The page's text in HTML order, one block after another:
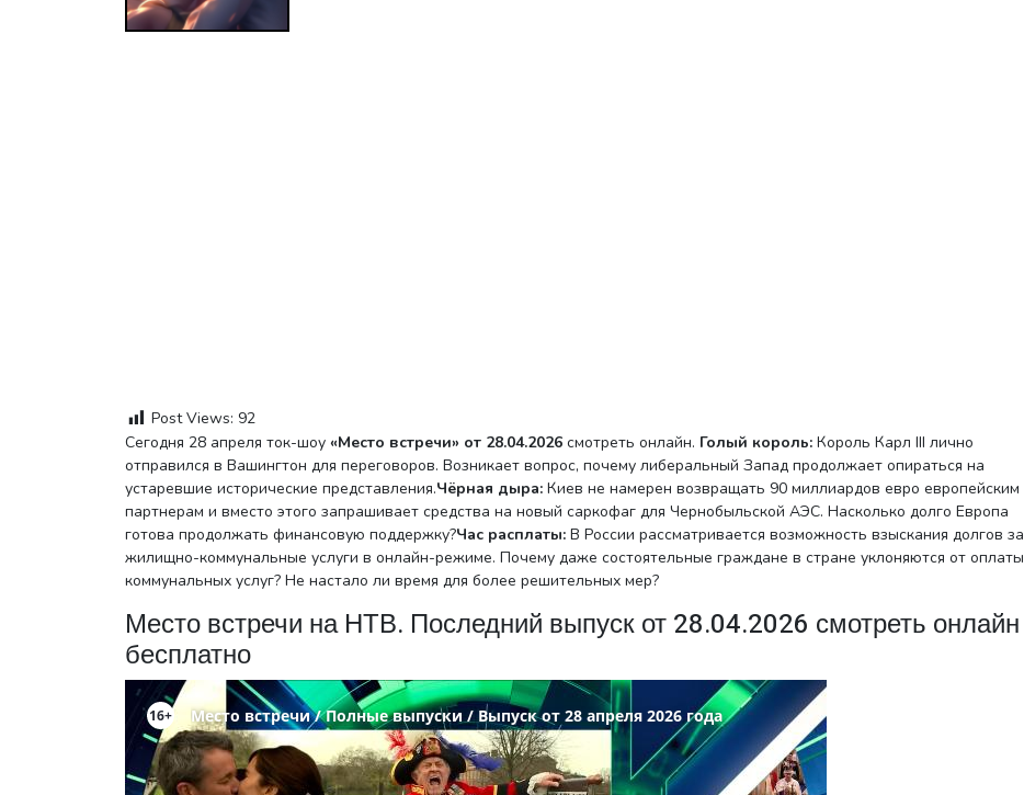
Post Views: 92
Сегодня 28 апреля ток-шоу «Место встречи» от 28.04.2026 смотреть онлайн. Голый король: Король Карл III лично
отправился в Вашингтон для переговоров. Возникает вопрос, почему либеральный Запад продолжает опираться на
устаревшие исторические представления.Чёрная дыра: Киев не намерен возвращать 90 миллиардов евро европейским
партнерам и вместо этого запрашивает средства на новый саркофаг для Чернобыльской АЭС. Насколько долго Европа
готова продолжать финансовую поддержку?Час расплаты: В России рассматривается возможность взыскания долгов за
жилищно-коммунальные услуги в онлайн-режиме. Почему даже состоятельные граждане в стране уклоняются от оплаты
коммунальных услуг? Не настало ли время для более решительных мер?
Место встречи на НТВ. Последний выпуск от 28.04.2026 смотреть онлайн
бесплатно